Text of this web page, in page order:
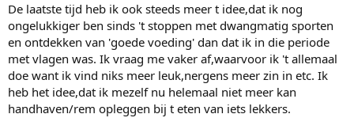
De laatste tijd heb ik ook steeds meer t idee,dat ik nog
ongelukkiger ben sinds 't stoppen met dwangmatig sporten
en ontdekken van 'goede voeding' dan dat ik in die periode
met vlagen was. Ik vraag me vaker af,waarvoor ik 't allemaal
doe want ik vind niks meer leuk,nergens meer zin in etc. Ik
heb het idee,dat ik mezelf nu helemaal niet meer kan
handhaven/rem opleggen bij t eten van iets lekkers.